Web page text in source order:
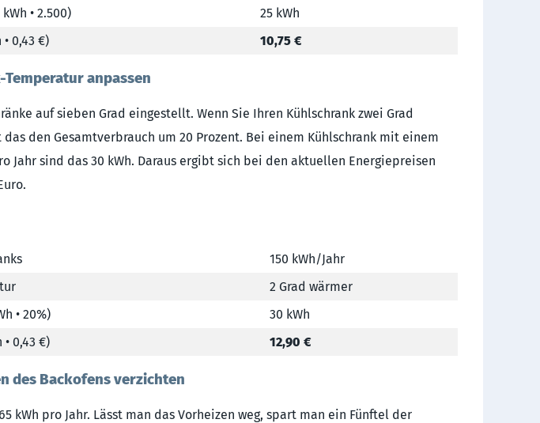
• 2.500)
25 kWh
0,43 €)
10,75 €
anpassen
auf sieben Grad eingestellt. Wenn Sie Ihren Kühlschrank zwei Grad
den Gesamtverbrauch um 20 Prozent. Bei einem Kühlschrank mit einem
Jahr sind das 30 kWh. Daraus ergibt sich bei den aktuellen Energiepreisen
150 kWh/Jahr
2 Grad wärmer
• 20%)
30 kWh
0,43 €)
12,90 €
des Backofens verzichten
kWh pro Jahr. Lässt man das Vorheizen weg, spart man ein Fünftel der